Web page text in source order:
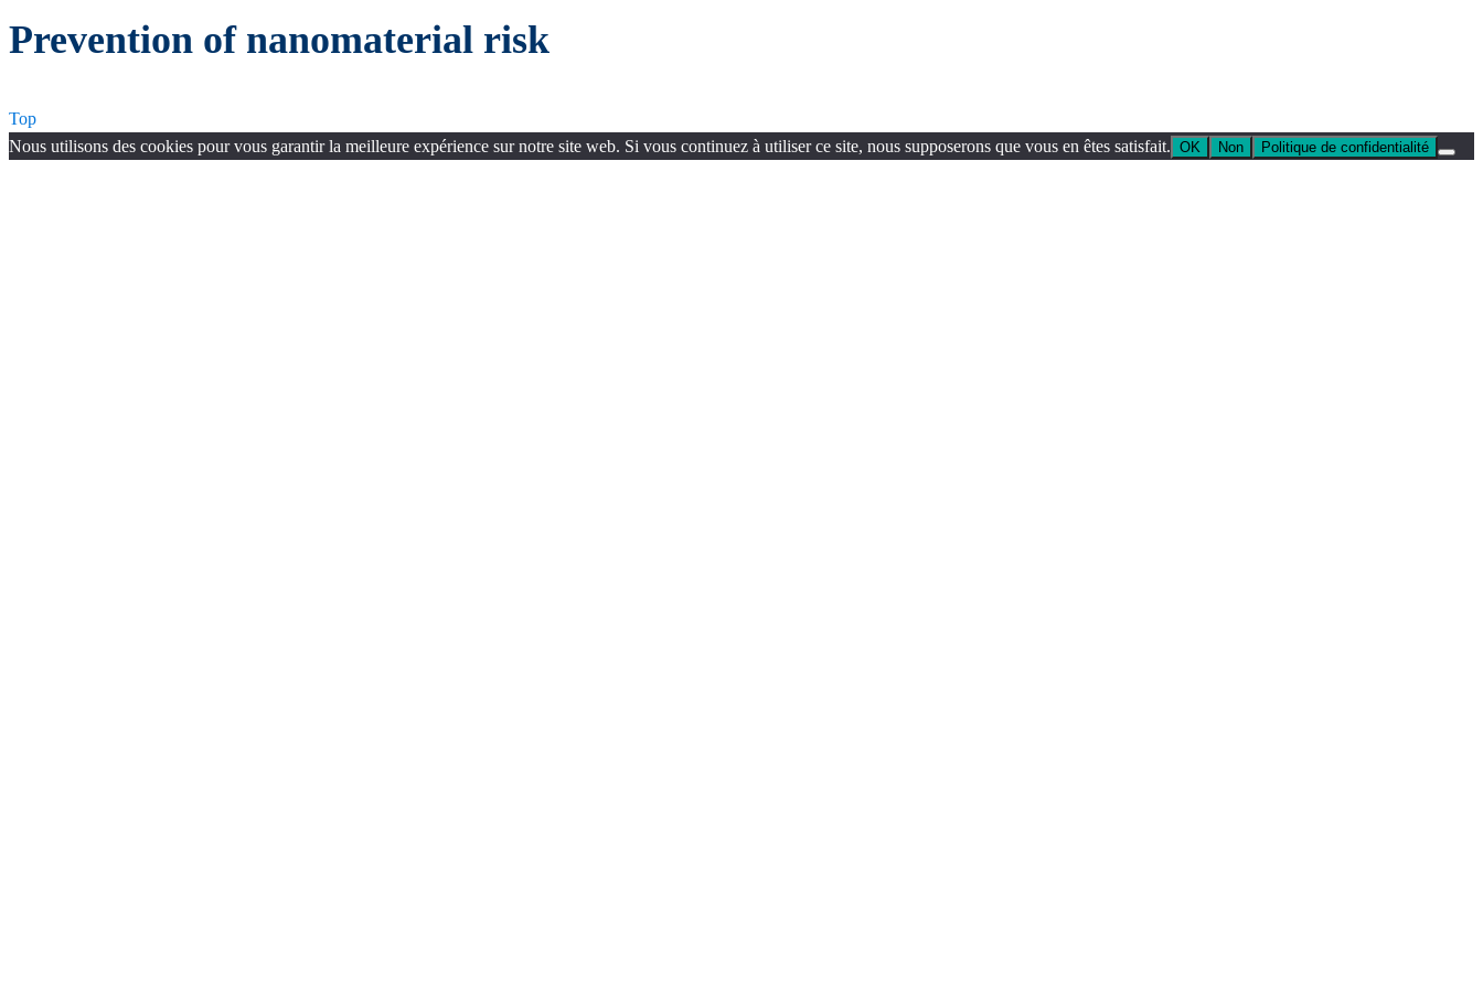
Prevention of nanomaterial risk
Top
Nous utilisons des cookies pour vous garantir la meilleure expérience sur notre site web. Si vous continuez à utiliser ce site, nous supposerons que vous en êtes satisfait. OK Non Politique de confidentialité